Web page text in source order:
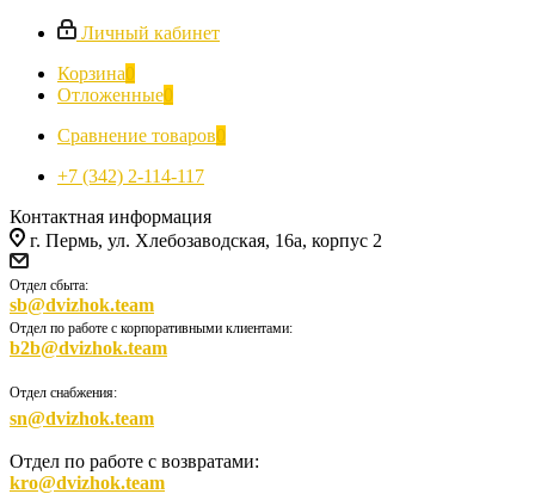
Личный кабинет
Корзина0
Отложенные0
Сравнение товаров0
+7 (342) 2-114-117
Контактная информация
г. Пермь, ул. Хлебозаводская, 16а, корпус 2
Отдел сбыта:
sb@dvizhok.team
Отдел по работе с корпоративными клиентами:
b2b@dvizhok.team
Отдел снабжения:
sn@dvizhok.team
Отдел по работе с возвратами:
kro@dvizhok.team